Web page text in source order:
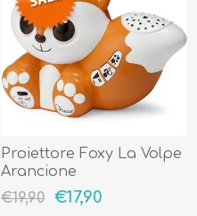
Proiettore Foxy La Volpe
Arancione
€19,90
€17,90